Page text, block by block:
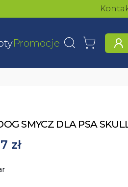
Promocje WyszukajKoszyk
SMYCZ DLA PSA
zł